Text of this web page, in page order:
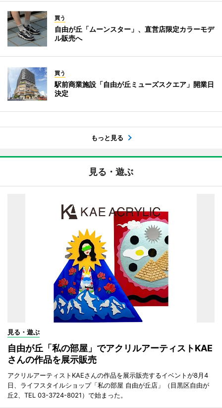
買う
自由が丘「ムーンスター」、直営店限定カラーモデ
ル販売へ
買う
駅前商業施設「自由が丘ミューズスクエア」開業日
決定
もっと見る
見る・遊ぶ
見る・遊ぶ
自由が丘「私の部屋」でアクリルアーティストKAE
さんの作品を展示販売
アクリルアーティストKAEさんの作品を展示販売するイベントが8月4
日、ライフスタイルショップ「私の部屋 自由が丘店」（目黒区自由が
丘2、TEL 03-3724-8021）で始まった。